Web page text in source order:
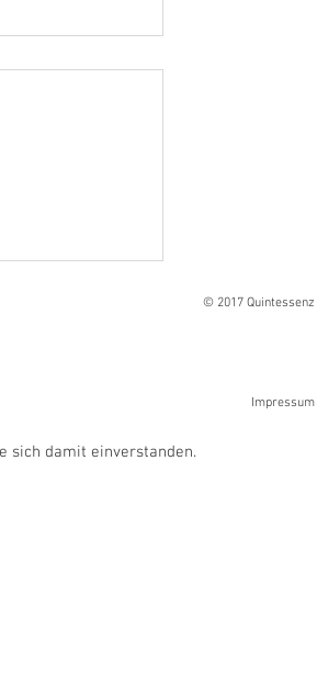
© 2017 Quintessenz
Impressum
sich damit einverstanden.